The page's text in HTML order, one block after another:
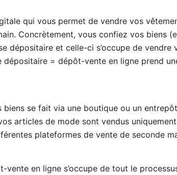
qui vous permet de vendre vos
Concrètement, vous confiez vos biens
dépositaire et celle-ci s’occupe de vendre
dépositaire = dépôt-vente en ligne prend
biens se fait via une boutique ou un
articles de mode sont vendus
plateformes de vente de seconde
en ligne s’occupe de tout le